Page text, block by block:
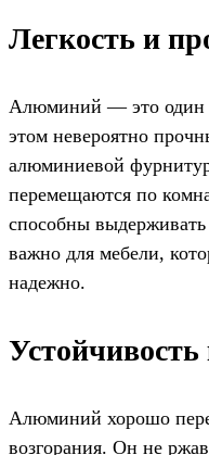
Легкость и
Алюминий — это один
этом невероятно
алюминиевой
перемещаются по
способны выдерживать
важно для мебели,
надежно.
Алюминий хорошо
возгорания. Он не